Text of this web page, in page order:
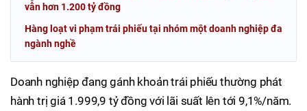
vẫn hơn 1.200 tỷ đồng
Hàng loạt vi phạm trái phiếu tại nhóm một doanh nghiệp đa
ngành nghề
Doanh nghiệp đang gánh khoản trái phiếu thường phát
hành trị giá 1.999,9 tỷ đồng với lãi suất lên tới 9,1%/năm.